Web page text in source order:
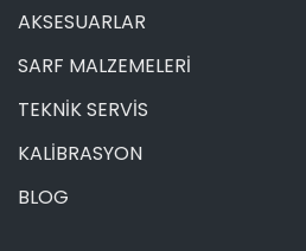
AKSESUARLAR
SARF MALZEMELERİ
TEKNİK SERVİS
KALİBRASYON
BLOG